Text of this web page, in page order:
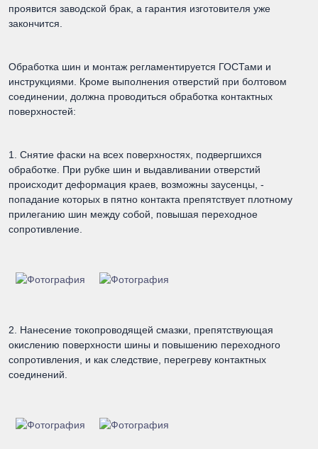
проявится заводской брак, а гарантия изготовителя уже
закончится.
Обработка шин и монтаж регламентируется ГОСТами и
инструкциями. Кроме выполнения отверстий при болтовом
соединении, должна проводиться обработка контактных
поверхностей:
1. Снятие фаски на всех поверхностях, подвергшихся
обработке. При рубке шин и выдавливании отверстий
происходит деформация краев, возможны заусенцы, -
попадание которых в пятно контакта препятствует плотному
прилеганию шин между собой, повышая переходное
сопротивление.
2. Нанесение токопроводящей смазки, препятствующая
окислению поверхности шины и повышению переходного
сопротивления, и как следствие, перегреву контактных
соединений.